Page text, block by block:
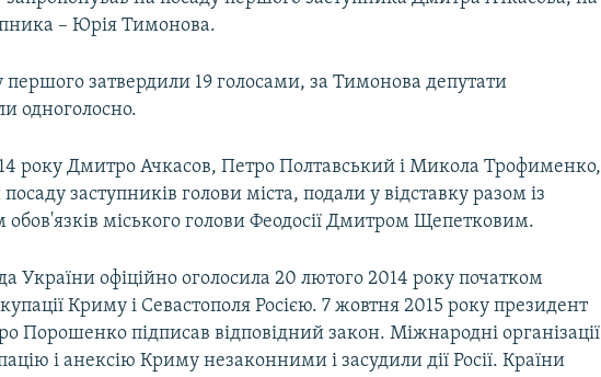
– Юрія Тимонова.
першого затвердили 19 голосами, за Тимонова депутати
одноголосно.
року Дмитро Ачкасов, Петро Полтавський і Микола Трофименко,
заступників голови міста, подали у відставку разом із
міського голови Феодосії Дмитром Щепетковим.
України офіційно оголосила 20 лютого 2014 року початком
Криму і Севастополя Росією. 7 жовтня 2015 року президент
Порошенко підписав відповідний закон. Міжнародні організації
і анексію Криму незаконними і засудили дії Росії. Країни